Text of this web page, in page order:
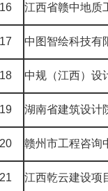
江西省赣中地质
中图智绘科技有
中规（江西）设
湖南省建筑设计
赣州市工程咨询
江西乾云建设项